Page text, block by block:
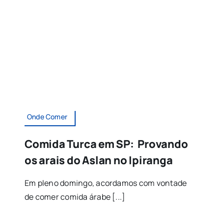
Onde Comer
Comida Turca em SP: Provando
os arais do Aslan no Ipiranga
Em pleno domingo, acordamos com vontade
de comer comida árabe [...]